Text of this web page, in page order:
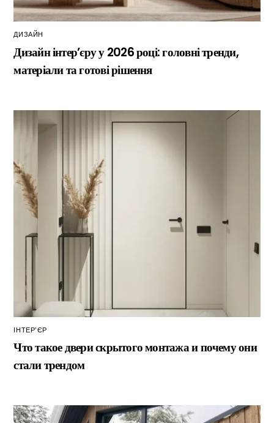
ДИЗАЙН
Дизайн інтер’єру у 2026 році: головні тренди,
матеріали та готові рішення
ІНТЕР’ЄР
Что такое двери скрытого монтажа и почему они
стали трендом